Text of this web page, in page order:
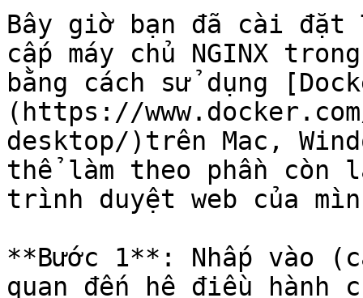
Bây giờ bạn đã cài đặt
cấp máy chủ NGINX
bằng cách sử dụng
(https://
desktop/)trên Mac,
thể làm theo phần còn
trình duyệt web của
**Bước 1**: Nhấp vào
quan đến hệ điều hành